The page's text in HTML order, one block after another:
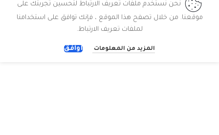
نحن نستخدم ملفات تعريف الارتباط لتحسين تجربتك على
موقعنا. من خلال تصفح هذا الموقع ، فإنك توافق على استخدامنا
لملفات تعريف الارتباط.
المزيد من المعلومات أوافق